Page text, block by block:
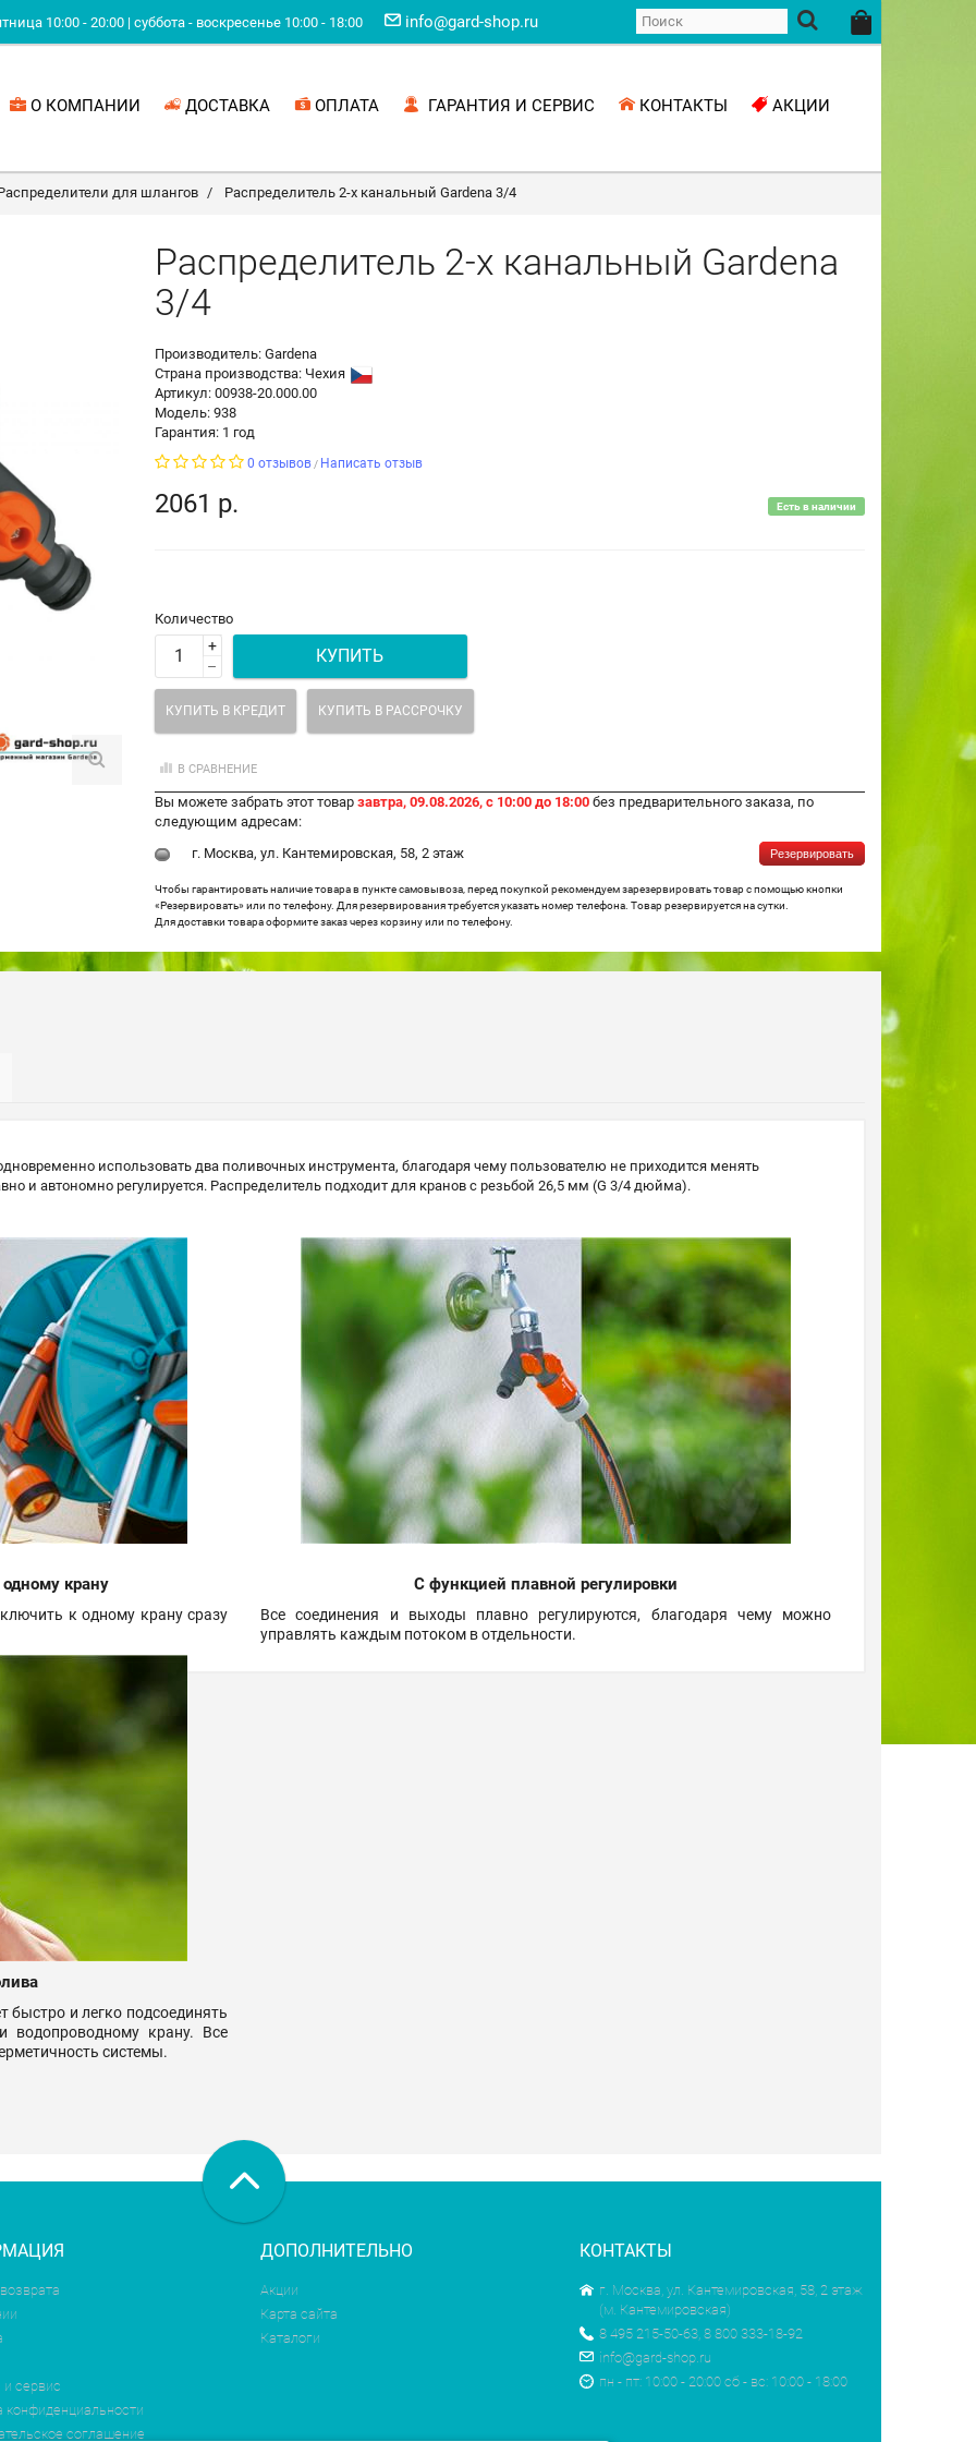
10:00 - 20:00 | суббота - воскресенье 10:00 - 18:00 info@gard-shop.ru
О КОМПАНИИ ДОСТАВКА ОПЛАТА ГАРАНТИЯ И СЕРВИС КОНТАКТЫ АКЦИИ
для шлангов Распределитель 2-х канальный Gardena 3/4
Распределитель 2-х канальный Gardena
3/4
Производитель: Gardena
Страна производства: Чехия
Артикул: 00938-20.000.00
Модель: 938
Гарантия: 1 год
0 отзывов/ Написать отзыв
Есть в наличии
2061 р.
Количество
+
–
КУПИТЬ
КУПИТЬ В КРЕДИТ КУПИТЬ В РАССРОЧКУ
В СРАВНЕНИЕ
Вы можете забрать этот товар завтра, 09.08.2026, с 10:00 до 18:00 без предварительного заказа, по
следующим адресам:
г. Москва, ул. Кантемировская, 58, 2 этаж
Резервировать
Чтобы гарантировать наличие товара в пункте самовывоза, перед покупкой рекомендуем зарезервировать товар с помощью кнопки
«Резервировать» или по телефону. Для резервирования требуется указать номер телефона. Товар резервируется на сутки.
Для доставки товара оформите заказ через корзину или по телефону.
использовать два поливочных инструмента, благодаря чему пользователю не приходится менять
и автономно регулируется. Распределитель подходит для кранов с резьбой 26,5 мм (G 3/4 дюйма).
крану
к одному крану сразу
С функцией плавной регулировки
Все соединения и выходы плавно регулируются, благодаря чему можно
управлять каждым потоком в отдельности.
быстро и легко подсоединять
водопроводному крану. Все
системы.
и сервис
конфиденциальности
соглашение
ДОПОЛНИТЕЛЬНО
Акции
Карта сайта
Каталоги
КОНТАКТЫ
г. Москва, ул. Кантемировская, 58, 2 этаж
(м. Кантемировская)
8 495 215-50-63, 8 800 333-18-92
info@gard-shop.ru
пн - пт: 10:00 - 20:00 сб - вс: 10:00 - 18:00